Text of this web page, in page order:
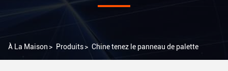
À La Maison > Produits> Chine tenez le panneau de palette